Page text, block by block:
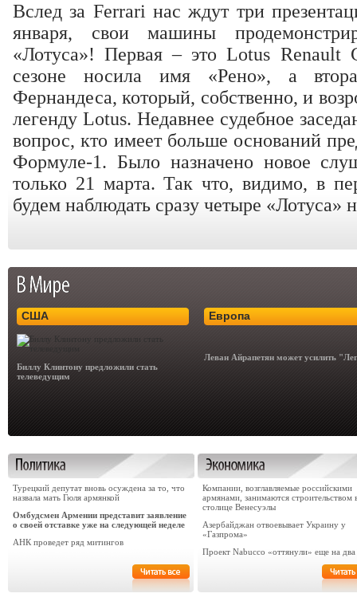
Вслед за Ferrari нас ждут три
января, свои машины
«Лотуса»! Первая – это Lotus Renault
сезоне носила имя «Рено», а
Фернандеса, который, собственно, и
легенду Lotus. Недавнее судебное
вопрос, кто имеет больше оснований
Формуле-1. Было назначено новое
только 21 марта. Так что, видимо, в
будем наблюдать сразу четыре «Лотуса»
США
Биллу Клинтону предложили стать
телеведущим
Европа
Леван Айрапетян может усилить
Турецкий депутат вновь осуждена за то, что
назвала мать Гюля армянкой
Омбудсмен Армении представит заявление
о своей отставке уже на следующей неделе
АНК проведет ряд митингов
Компании, возглавляемые российскими
армянами, занимаются строительством
столице Венесуэлы
Азербайджан отвоевывает Украину у
«Газпрома»
Проект Nabucco «оттянули» еще на два